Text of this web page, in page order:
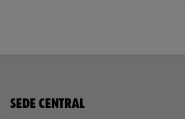
SEDE CENTRAL